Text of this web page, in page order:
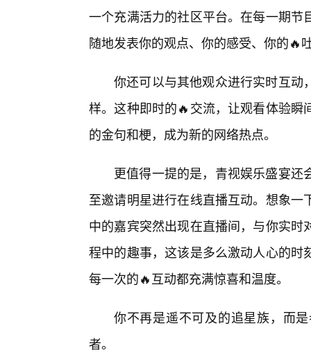
一个充满活力的社区平台。在每一期
随地发表你的观点、你的感受、你的🔥
你还可以与其他观众进行实时互动
样。这种即时的🔥交流，让观看体验
的金句和梗，成为新的网络热点。
更值得一提的是，青视娱乐盛宴
至邀请明星进行在线直播互动。想象
中的嘉宾突然出现在直播间，与你实
程中的趣事，这该是多么激动人心的
每一次的🔥互动都充满惊喜和温度。
你不再是遥不可及的追星族，而
者。